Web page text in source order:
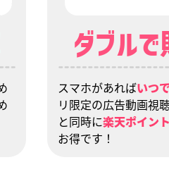
ダブル
スマホがあればいつ
リ限定の広告動画視
と同時に楽天ポイント
お得です！